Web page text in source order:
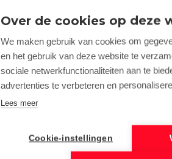
Over de cookies op deze
We maken gebruik van cookies om
en het gebruik van deze website te
sociale netwerkfunctionaliteiten aan te
advertenties te verbeteren en
Lees meer
Cookie-instellingen